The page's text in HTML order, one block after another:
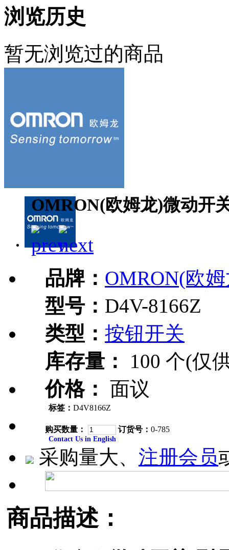
浏览历史
暂无浏览过的商品
OMRON(欧姆龙)微动开
品牌： OMRON(欧
型号： D4V-8166Z
类型： 按钮开关
库存量：
100 个(仅
价格： 面议
标签： D4V8166Z
购买数量： 订货号： 0-785
Contact Us in English
采购量大、 注册会员
商品描述：